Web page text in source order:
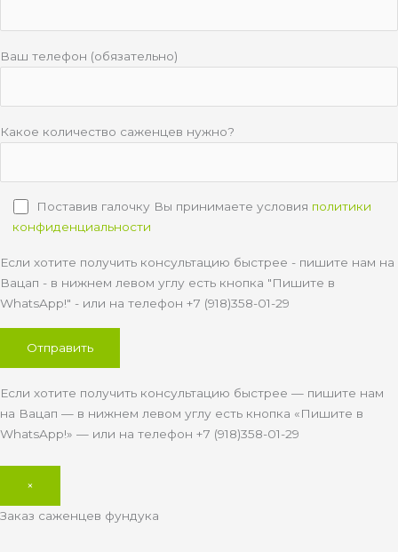
Ваш телефон (обязательно)
Какое количество саженцев нужно?
Поставив галочку Вы принимаете условия политики
конфиденциальности
Если хотите получить консультацию быстрее - пишите нам на
Вацап - в нижнем левом углу есть кнопка "Пишите в
WhatsApp!" - или на телефон +7 (918)358-01-29
Если хотите получить консультацию быстрее — пишите нам
на Вацап — в нижнем левом углу есть кнопка «Пишите в
WhatsApp!» — или на телефон +7 (918)358-01-29
×
Заказ саженцев фундука